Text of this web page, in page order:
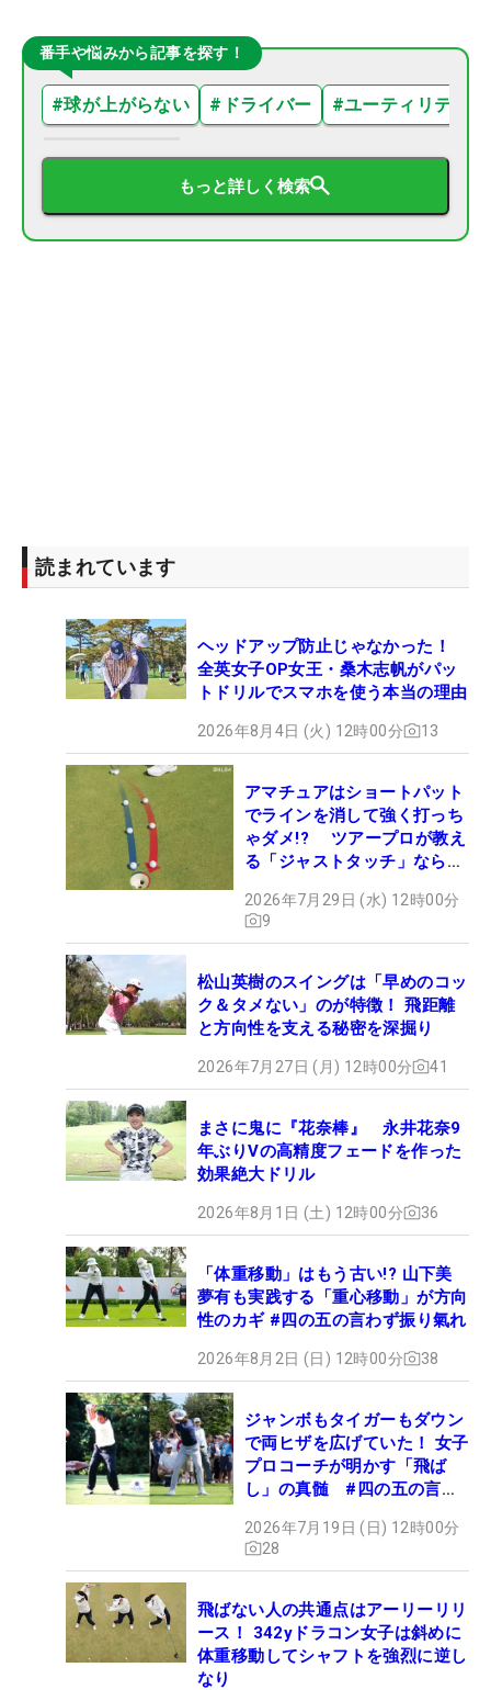
番手や悩みから記事を探す！
#球が上がらない # ドライバー #ユーティリティ
もっと詳しく検索
読まれています
ヘッドアップ防止じゃなかった！
全英女子OP女王・桑木志帆がパッ
トドリルでスマホを使う本当の理由
2026年8月4日 (火) 12時00分 13
アマチュアはショートパット
でラインを消して強く打っち
ゃダメ!? ツアープロが教え
る「ジャストタッチ」なら3
2026年7月29日 (水) 12時00分
9
松山英樹のスイングは「早めのコッ
ク＆タメない」のが特徴！ 飛距離
と方向性を支える秘密を深掘り
2026年7月27日 (月) 12時00分 41
まさに鬼に『花奈棒』 永井花奈9
年ぶりVの高精度フェードを作った
効果絶大ドリル
2026年8月1日 (土) 12時00分 36
「体重移動」はもう古い!? 山下美
夢有も実践する「重心移動」が方向
性のカギ #四の五の言わず振り氣れ
2026年8月2日 (日) 12時00分 38
ジャンボもタイガーもダウン
で両ヒザを広げていた！ 女子
プロコーチが明かす「飛ば
し」の真髄 #四の五の言わ
2026年7月19日 (日) 12時00分
28
飛ばない人の共通点はアーリーリリ
ース！ 342yドラコン女子は斜めに
体重移動してシャフトを強烈に逆し
なり